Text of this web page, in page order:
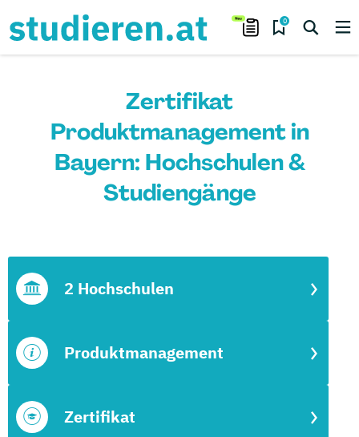
0
Zertifikat
Produktmanagement in
Bayern: Hochschulen &
Studiengänge
Zertifikat
Produktmanagement
2 Hochschulen